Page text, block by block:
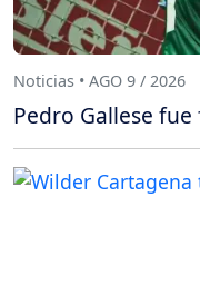
Noticias • AGO 9 / 2026
Pedro Gallese